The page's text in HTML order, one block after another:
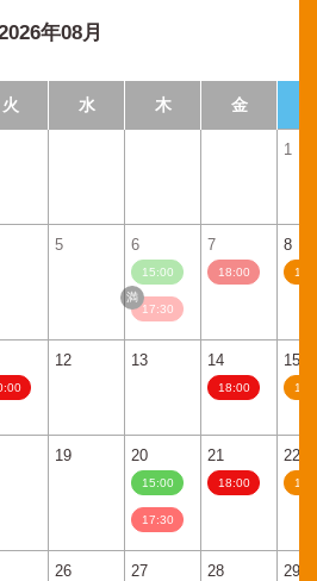
年08月
火 水 木 金
1
5 6
15:00
17:30
7
18:00
8
12 13 14
18:00
15
19 20
15:00
17:30
21
18:00
22
26 27 28 29